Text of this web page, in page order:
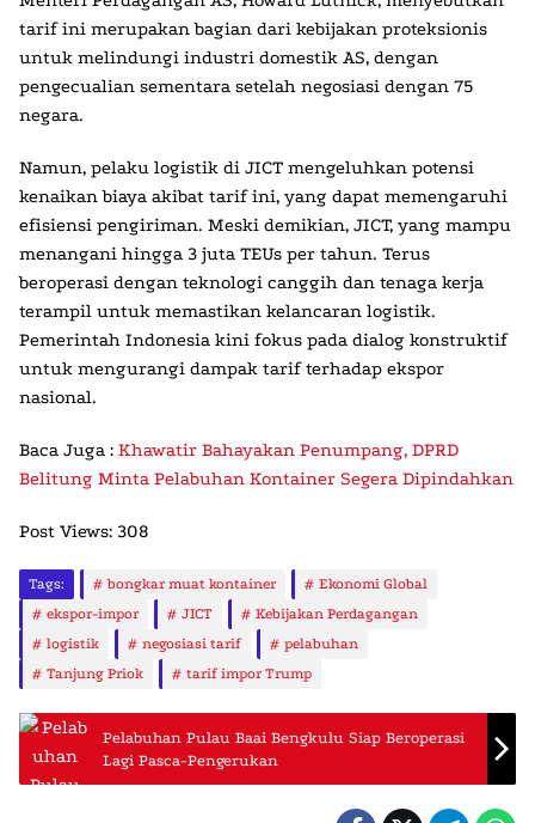
tarif ini merupakan bagian dari kebijakan proteksionis
untuk melindungi industri domestik AS, dengan
pengecualian sementara setelah negosiasi dengan 75
negara.
Namun, pelaku logistik di JICT mengeluhkan potensi
kenaikan biaya akibat tarif ini, yang dapat memengaruhi
efisiensi pengiriman. Meski demikian, JICT, yang mampu
menangani hingga 3 juta TEUs per tahun. Terus
beroperasi dengan teknologi canggih dan tenaga kerja
terampil untuk memastikan kelancaran logistik.
Pemerintah Indonesia kini fokus pada dialog konstruktif
untuk mengurangi dampak tarif terhadap ekspor
nasional.
Baca Juga : Khawatir Bahayakan Penumpang, DPRD
Belitung Minta Pelabuhan Kontainer Segera Dipindahkan
Post Views: 308
Tags: bongkar muat kontainer
Ekonomi Global
ekspor-impor
JICT
Kebijakan Perdagangan
logistik
negosiasi tarif
pelabuhan
Tanjung Priok
tarif impor Trump
Pelabuhan Pulau Baai Bengkulu Siap Beroperasi
Lagi Pasca-Pengerukan